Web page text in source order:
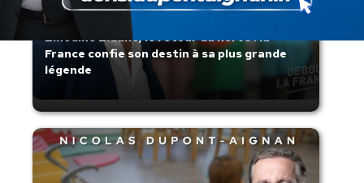
Zinedine Zidane, le retour du héros : la
France confie son destin à sa plus grande
légende